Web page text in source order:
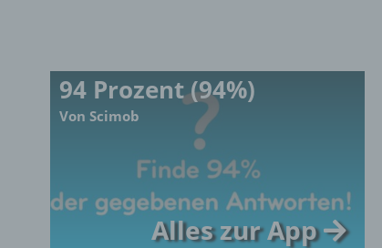
94 Prozent (94%)
Von Scimob
Alles zur App